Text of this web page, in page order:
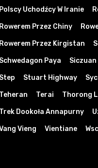
Polscy Uchodźcy W Iranie
Rowerem Przez Chiny
Rowerem Przez Kirgistan
Schwedagon Paya Siczuan
Step Stuart Highway
Teheran Terai Thorong
Trek Dookoła Annapurny
Vieng Vientiane